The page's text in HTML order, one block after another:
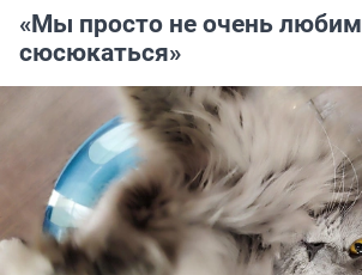
«Мы просто не очень любим
сюсюкаться»